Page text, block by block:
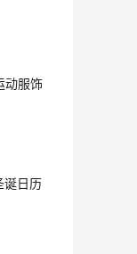
动服饰
诞日历